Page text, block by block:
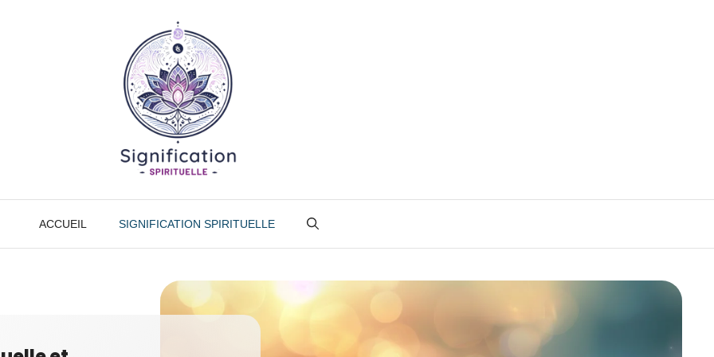
ACCUEIL SIGNIFICATION SPIRITUELLE